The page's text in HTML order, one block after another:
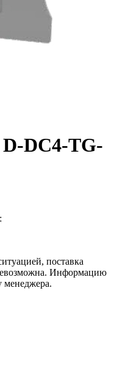
DC4-TG-
поставка
Информацию
менеджера.